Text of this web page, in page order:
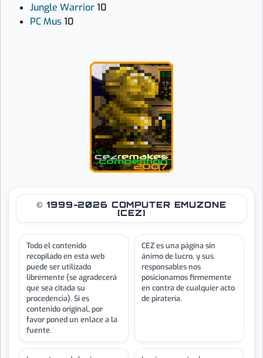
Jungle Warrior10
PC Mus10
© 1999-2026 COMPUTER EMUZONE
[CEZ]
Todo el contenido
recopilado en esta web
puede ser utilizado
libremente (se agradecerá
que sea citada su
procedencia). Si es
contenido original, por
favor poned un enlace a la
fuente.
CEZ es una página sin
ánimo de lucro, y sus
responsables nos
posicionamos firmemente
en contra de cualquier acto
de piratería.